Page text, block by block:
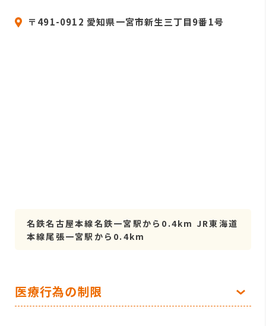
〒491-0912 愛知県一宮市新生三丁目9番1号
名鉄名古屋本線名鉄一宮駅から0.4km JR東海道
本線尾張一宮駅から0.4km
医療行為の制限